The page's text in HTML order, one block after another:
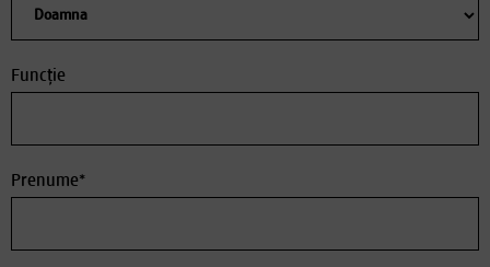
Funcție
Prenume*